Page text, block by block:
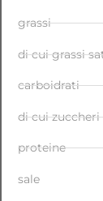
grassi
di cui grassi
carboidrati
di cui zuccheri
proteine
sale